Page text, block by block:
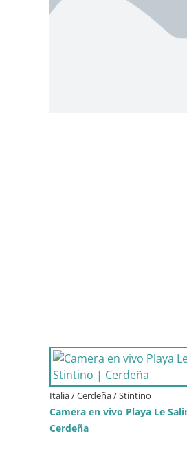
Italia / Cerdeña / Stintino
Camera en vivo Playa Le
Cerdeña